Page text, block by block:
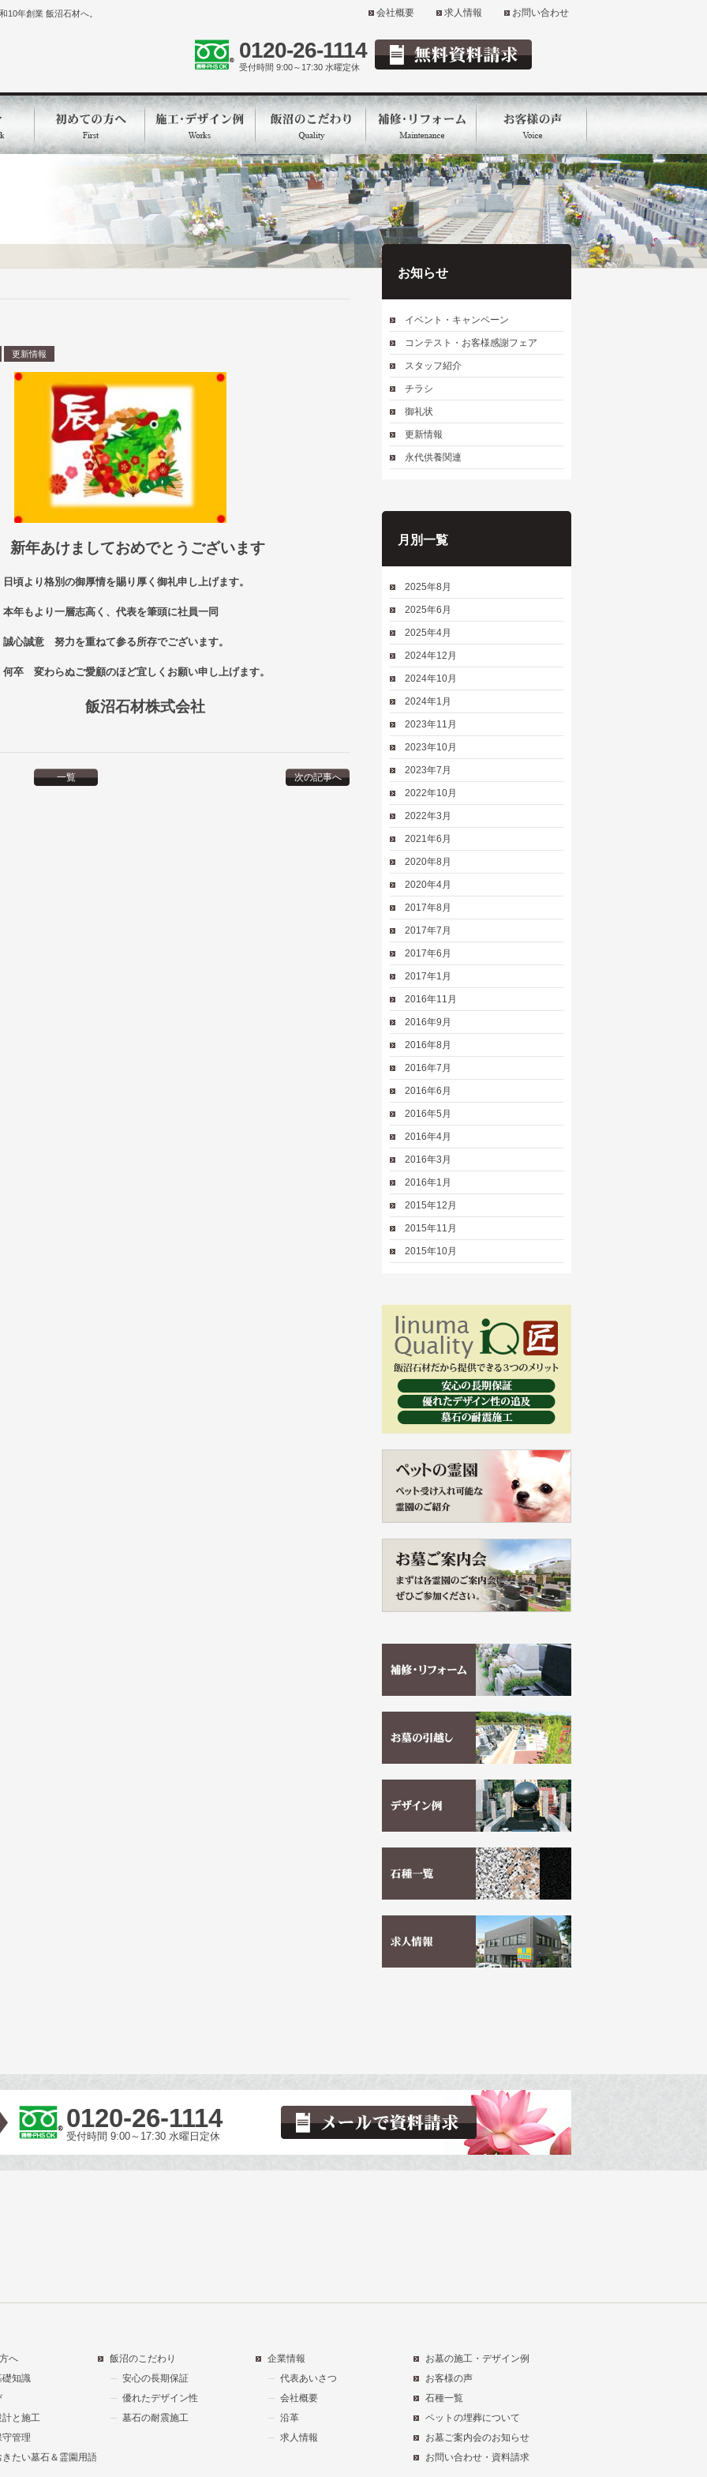
10年創業 飯沼石材へ。 会社概要 求人情報 お問い合わせ
0120-26-1114
受付時間 9:00～17:30 水曜定休
更新情報
しておめでとうございます
厚情を賜り厚く御礼申し上げます。
高く、代表を筆頭に社員一同
重ねて参る所存でございます。
顧のほど宜しくお願い申し上げます。
材株式会社
一覧 次の記事へ
お知らせ
イベント・キャンペーン
コンテスト・お客様感謝フェア
スタッフ紹介
チラシ
御礼状
更新情報
永代供養関連
月別一覧
2025年8月
2025年6月
2025年4月
2024年12月
2024年10月
2024年1月
2023年11月
2023年10月
2023年7月
2022年10月
2022年3月
2021年6月
2020年8月
2020年4月
2017年8月
2017年7月
2017年6月
2017年1月
2016年11月
2016年9月
2016年8月
2016年7月
2016年6月
2016年5月
2016年4月
2016年3月
2016年1月
2015年12月
2015年11月
2015年10月
0120-26-1114
受付時間 9:00～17:30 水曜日定休
へ
礎知識
計と施工
守管理
きたい墓石＆霊園用語
飯沼のこだわり
安心の長期保証
優れたデザイン性
墓石の耐震施工
企業情報
代表あいさつ
会社概要
沿革
求人情報
お墓の施工・デザイン例
お客様の声
石種一覧
ペットの埋葬について
お墓ご案内会のお知らせ
お問い合わせ・資料請求